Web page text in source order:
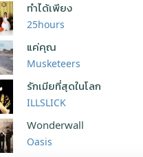
ทำได้เพียง
25hours
แค่คุณ
Musketeers
รักเมียที่สุดในโลก
ILLSLICK
Wonderwall
Oasis